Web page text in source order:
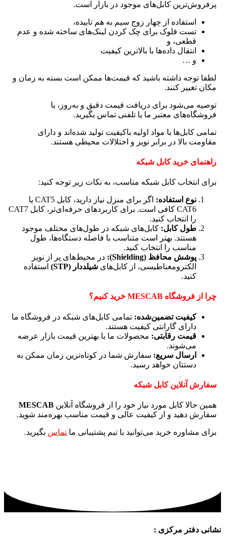
پرفروش‌ترین کابل‌های موجود در بازار است.
استفاده از چهار زوج سیم به هم تابیده،
تست فلوک برای چک کردن لینک‌های ساخته شده و عدم
قطعی، و
انتقال داده‌ها با بالاترین کیفیت
و …
لطفا توجه داشته باشید که قیمت‌ها ممکن است بسته به زمان و
مکان تغییر کنند.
توصیه می‌شود برای دریافت قیمت دقیق و به‌روز، با
فروشگاه‌های معتبر ما یا تلفنی تماس بگیرید.
تمامی کابل‌ها با مواد اولیه باکیفیت تولید شده‌اند و دارای
مقاومت بالا در برابر نویز و اختلالات محیطی هستند.
راهنمای خرید کابل شبکه
برای انتخاب کابل شبکه مناسب، به نکات زیر توجه کنید:
نوع استفاده:
اگر برای منزل نیاز دارید، کابل CAT5 یا
CAT6 کافی است. برای کاربردهای حرفه‌ای‌تر، کابل CAT7
را انتخاب کنید.
طول کابل: کابل‌های شبکه در طول‌های مختلف موجود
هستند. بهتر است متناسب با فاصله دستگاه‌ها، طول
مناسب را انتخاب کنید.
پوشش محافظ (Shielding):
در محیط‌های پر از نویز
الکترومغناطیسی، از کابل‌های شیلددار (STP)
استفاده
کنید.
چرا از فروشگاه MESCAB خرید کنیم؟
کیفیت تضمین‌شده: تمامی کابل‌های شبکه در فروشگاه ما
دارای گارانتی کیفیت هستند.
قیمت رقابتی: محصولات ما با بهترین قیمت بازار عرضه
می‌شوند.
ارسال سریع: سفارش شما در کوتاه‌ترین زمان ممکن به
دستتان خواهد رسید.
سفارش آنلاین کابل شبکه
همین حالا کابل مورد نیاز خود را از فروشگاه آنلاین MESCAB
سفارش دهید و از کیفیت عالی و قیمت مناسب بهره‌مند شوید.
برای مشاوره خرید می‌توانید با تیم پشتیبانی ما تماس بگیرید.
نشانی دفتر مرکزی :